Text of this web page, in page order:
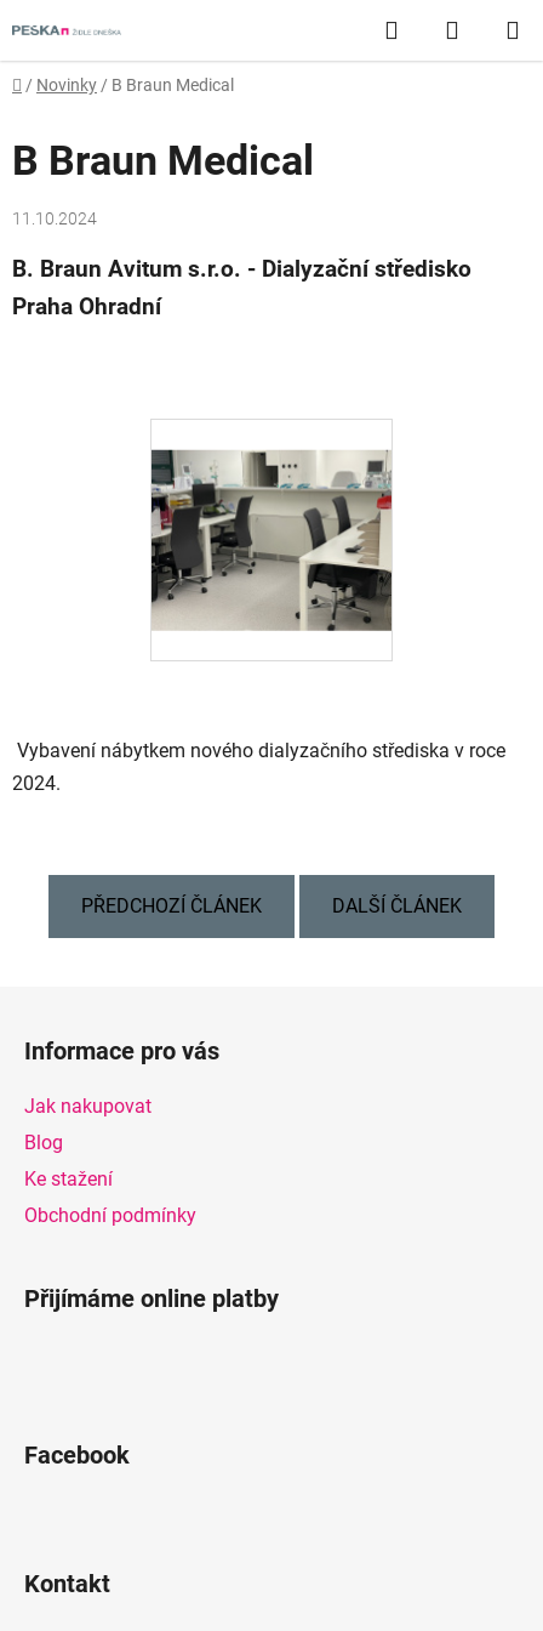
na
obsah
Hledat
KOŠÍK
Domů
/ Novinky / B Braun Medical
B Braun Medical
11.10.2024
B. Braun Avitum s.r.o. - Dialyzační středisko
Praha Ohradní
Vybavení nábytkem nového dialyzačního střediska v roce
2024.
PŘEDCHOZÍ ČLÁNEK DALŠÍ ČLÁNEK
Informace pro vás
Jak nakupovat
Blog
Ke stažení
Obchodní podmínky
Přijímáme online platby
Facebook
Kontakt